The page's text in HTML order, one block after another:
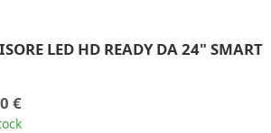
LED HD READY DA 24" SMART
€